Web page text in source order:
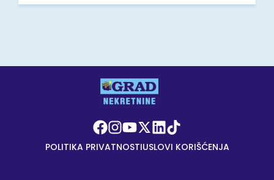
POLITIKA PRIVATNOSTIUSLOVI KORIŠĆENJA